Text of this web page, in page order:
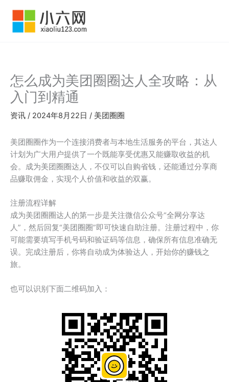
怎么成为美团圈圈达人全攻略：从
入门到精通
资讯 / 2024年8月22日 / 美团圈圈
美团圈圈作为一个连接消费者与本地生活服务的平台，其达人
计划为广大用户提供了一个既能享受优惠又能赚取收益的机
会。成为美团圈圈达人，不仅可以自购省钱，还能通过分享商
品赚取佣金，实现个人价值和收益的双赢。
注册流程详解
成为美团圈圈达人的第一步是关注微信公众号“全网分享达
人”，然后回复“美团圈圈”即可快速自助注册。注册过程中，你
可能需要填写手机号码和验证码等信息，确保所有信息准确无
误。完成注册后，你将自动成为体验达人，开始你的赚钱之
旅。
也可以识别下面二维码加入：